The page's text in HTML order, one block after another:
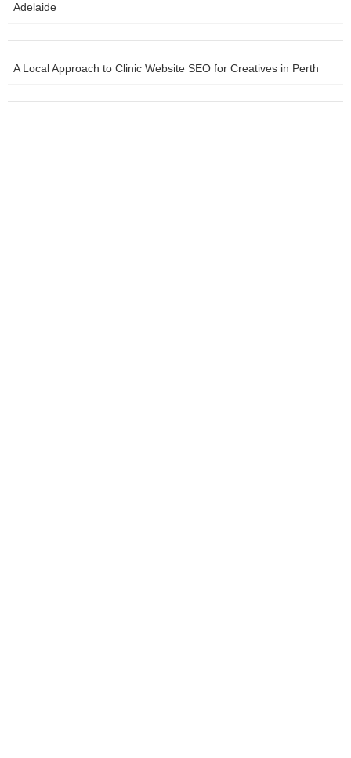
Adelaide
A Local Approach to Clinic Website SEO for Creatives in Perth